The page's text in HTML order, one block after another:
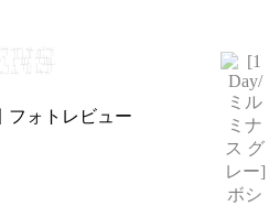
フォトレビュー